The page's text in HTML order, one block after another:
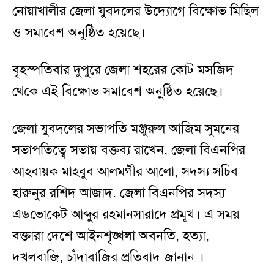
নোয়াখালীর জেলা যুবদলের উদ্যোগে বিক্ষোভ মিছিল
ও সমাবেশ অনুষ্ঠিত হয়েছে।
বৃহস্পতিবার দুপুরে জেলা শহরের কোট মসজিদ
থেকে এই বিক্ষোভ সমাবেশ অনুষ্ঠিত হয়েছে।
জেলা যুবদলের সভাপতি মঞ্জুরুল আজিম সুমনের
সভাপতিত্বে সভায় বক্তব্য রাখেন, জেলা বিএনপির
আহবায়ক মাহবুব আলমগীর আলো, সদস্য সচিব
হারুনুর রশিদ আজাদ. জেলা বিএনপির সদস্য
এডভোকেট আব্দুর রহমানসারাদে প্রমূখ। এ সময়
বক্তারা দেশে আইনশৃঙ্খলা অবনতি, হত্যা,
দখলবাজি, চাঁদাবাজির প্রতিবাদ জানান ।